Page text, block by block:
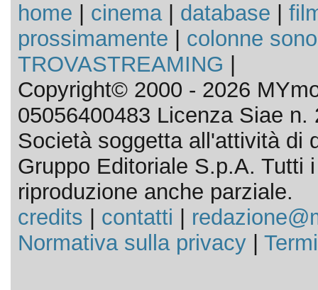
home cinema| database
prossimamente
colonne
TROVASTREAMING
Copyright© 2000 - 2026
05056400483 Licenza Siae n.
Società soggetta all'attività di
Gruppo Editoriale S.p.A. Tutti
riproduzione anche parziale.
credits
contatti
Normativa sulla privacy|